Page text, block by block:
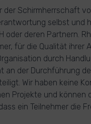
Schirmherrschaft
selbst und
oder deren Partnern.
für die Qualität ihrer
durch
an der Durchführung
Wir haben keine
Projekte und können
ein Teilnehmer die